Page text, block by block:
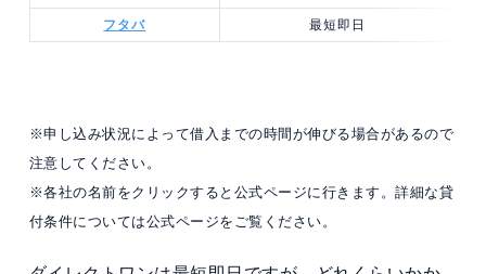
フタバ 最短即日
※申し込み状況によって借入までの時間が伸びる場合があるので
注意してください。
※各社の名前をクリックすると公式ページに行きます。詳細な貸
付条件については公式ページをご覧ください。